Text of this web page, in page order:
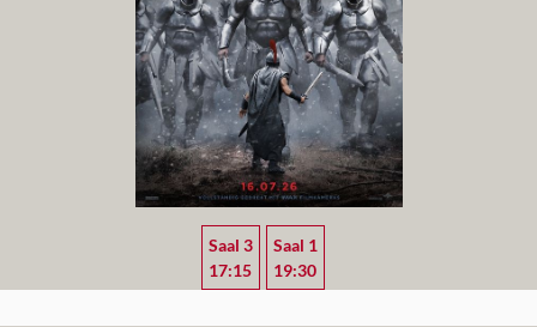
Saal 3
17:15
Saal 1
19:30